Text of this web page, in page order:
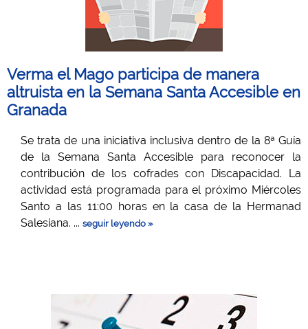
Verma el Mago participa de manera
altruista en la Semana Santa Accesible en
Granada
Se trata de una iniciativa inclusiva dentro de la 8ª Guía
de la Semana Santa Accesible para reconocer la
contribución de los cofrades con Discapacidad. La
actividad está programada para el próximo Miércoles
Santo a las 11:00 horas en la casa de la Hermanad
Salesiana. ... seguir leyendo »